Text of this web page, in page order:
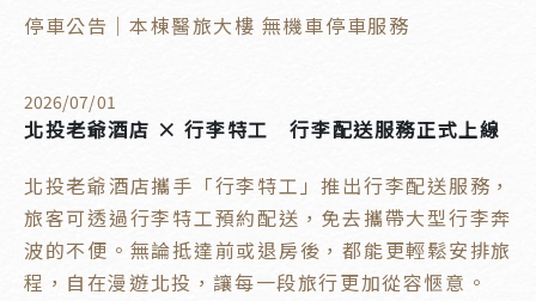
停車公告｜本棟醫旅大樓 無機車停車服務
2026/07/01
北投老爺酒店 × 行李特工 行李配送服務正式上線
北投老爺酒店攜手「行李特工」推出行李配送服務，
旅客可透過行李特工預約配送，免去攜帶大型行李奔
波的不便。無論抵達前或退房後，都能更輕鬆安排旅
程，自在漫遊北投，讓每一段旅行更加從容愜意。